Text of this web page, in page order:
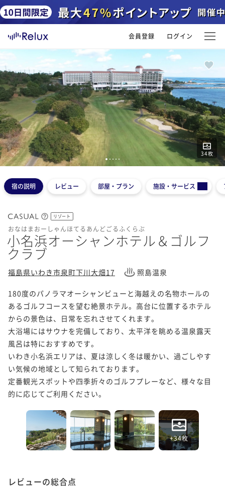
会員登録 ログイン
34枚
1 2 3 4 5
宿の説明 レビュー 部屋・プラン 施設・サービス
リゾート
おなはまおーしゃんほてるあんどごるふくらぶ
小名浜オーシャンホテル＆ゴルフ
クラブ
福島県いわき市泉町下川大畑17 照島温泉
180度のパノラマオーシャンビューと海越えの名物ホールの
あるゴルフコースを望む絶景ホテル。高台に位置するホテル
からの景色は、日常を忘れさせてくれます。
大浴場にはサウナを完備しており、太平洋を眺める温泉露天
風呂は特におすすめです。
いわき小名浜エリアは、夏は涼しく冬は暖かい、過ごしやす
い気候の地域として知られております。
定番観光スポットや四季折々のゴルフプレーなど、様々な目
的に応じてご利用ください。
+34枚
レビューの総合点